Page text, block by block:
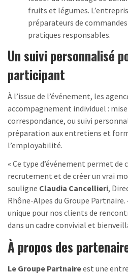
fruits et légumes.
préparateurs de
pratiques responsables.
Un suivi personnalisé
participant
À l’issue de l’événement, les
accompagnement individuel :
correspondance, ou suivi
préparation aux entretiens et
l’employabilité.
« Ce type d’événement permet de
recrutement et de créer un vrai
souligne Claudia Cancellieri,
Rhône-Alpes du Groupe
unique pour nos clients de
dans un cadre convivial et
À propos des
Le Groupe Partnaireest une